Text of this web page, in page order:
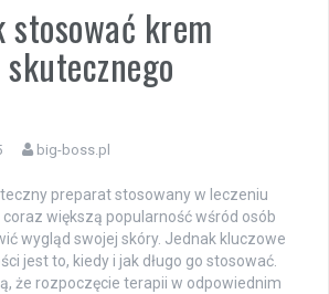
stosować krem
big-boss.pl
preparat stosowany w leczeniu
większą popularność wśród osób
wygląd swojej skóry. Jednak kluczowe
jest to, kiedy i jak długo go stosować.
że rozpoczęcie terapii w odpowiednim